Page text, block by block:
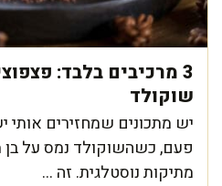
3 מרכיבים בלבד:
שוקולד
יש מתכונים שמחזירים
פעם, כשהשוקולד נמס על בן
מתיקות נוסטלגית. זה ...